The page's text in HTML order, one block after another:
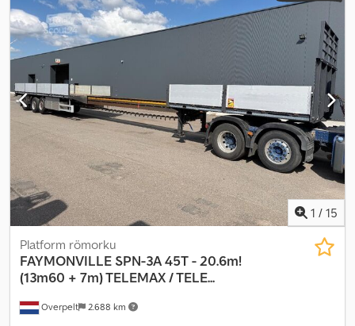
points - Ready for delivery Description: A new remote control is
included but must be programmed. Ready for delivery. According
to the owner, there is an unresolved issue with the steering. The
system works while driving but not with the forced steering. It is
suspected that the fault is related to heat in the lines. BOS has
previously worked on the steering system. TÜV: No EU-Approved
until: 14.04.2025 Unladen weight: 10,150 kg Total weight: 45,000 kg
Payload: 34,850 kg Width: 2,550 mm Length: 12,750 mm Model: 2017
Kel-Berg extendable semi with extension. = Additional information
= Codpjzqplbofx Akrjha Please contact ATS Norway for further
information.
1 / 15
Overpelt 2.688 km
Platform römorku
FAYMONVILLE SPN-3A 45T - 20.6m!
(13m60 + 7m) TELEMAX / TELE...